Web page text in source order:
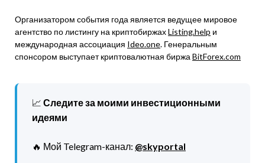
Организатором события года является ведущее мировое
агентство по листингу на криптобиржахListing.help и
международная ассоциация Ideo.one. Генеральным
спонсором выступает криптовалютная биржа BitForex.com
📈 Следите за моими инвестиционными
идеями
🔥 Мой Telegram-канал: @skyportal